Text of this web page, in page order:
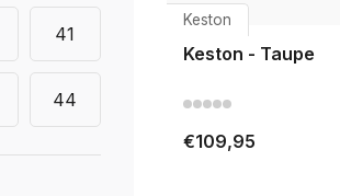
41
44
Keston
Keston - Taupe
€109,95